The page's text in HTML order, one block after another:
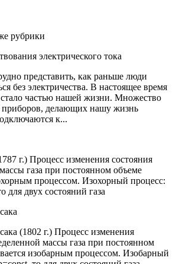
рубрики
электрического тока
представить, как раньше люди
без электричества. В настоящее время
стало частью нашей жизни. Множество
приборов, делающих нашу жизнь
к...
г.) Процесс изменения состояния
газа при постоянном объеме
процессом. Изохорный процесс:
для двух состояний газа
(1802 г.) Процесс изменения
массы газа при постоянном
изобарным процессом. Изобарный